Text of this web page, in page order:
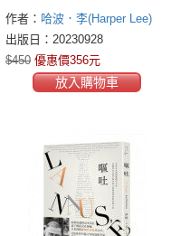
作者： 哈波．李(Harper Lee)
出版日：20230928
$450 優惠價356元
放入購物車